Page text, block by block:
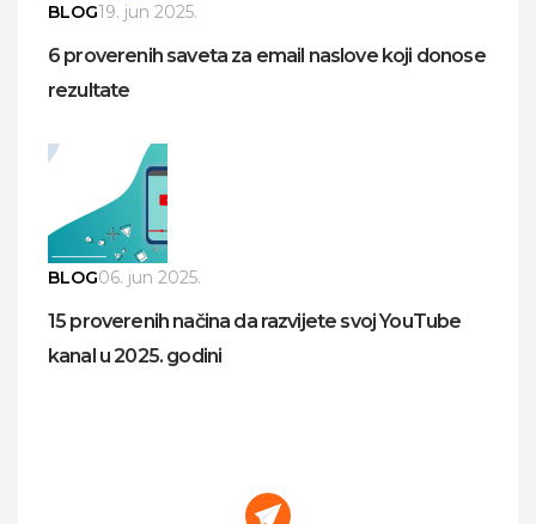
BLOG19. jun 2025.
6 proverenih saveta za email naslove koji donose
rezultate
BLOG06. jun 2025.
15 proverenih načina da razvijete svoj YouTube
kanal u 2025. godini